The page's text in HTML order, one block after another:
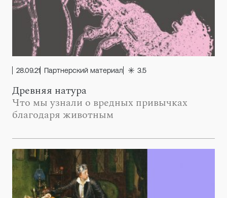
28.09.21 Партнерский материал 3.5
Древняя натура
Что мы узнали о вредных привычках
благодаря животным